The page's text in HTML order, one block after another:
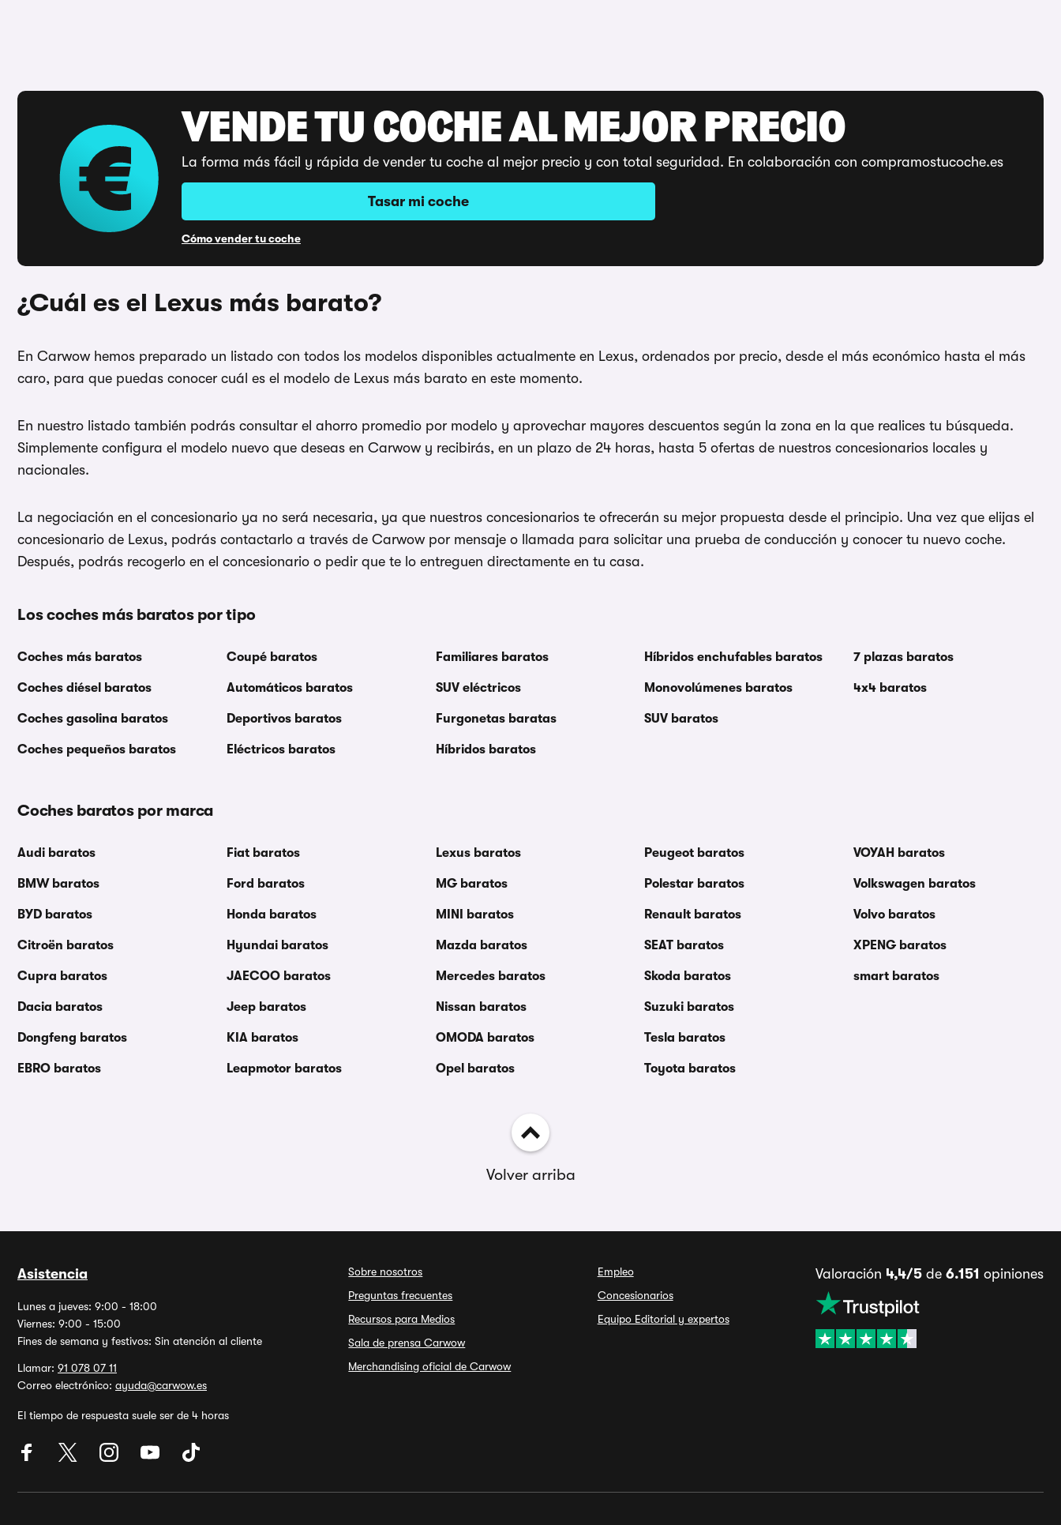
VENDE TU COCHE AL MEJOR PRECIO
La forma más fácil y rápida de vender tu coche al mejor precio y con total seguridad. En colaboración con compramostucoche.es
Tasar mi coche
Cómo vender tu coche
¿Cuál es el Lexus más barato?
En Carwow hemos preparado un listado con todos los modelos disponibles actualmente en Lexus, ordenados por precio, desde el más económico hasta el más
caro, para que puedas conocer cuál es el modelo de Lexus más barato en este momento.
En nuestro listado también podrás consultar el ahorro promedio por modelo y aprovechar mayores descuentos según la zona en la que realices tu búsqueda.
Simplemente configura el modelo nuevo que deseas en Carwow y recibirás, en un plazo de 24 horas, hasta 5 ofertas de nuestros concesionarios locales y
nacionales.
La negociación en el concesionario ya no será necesaria, ya que nuestros concesionarios te ofrecerán su mejor propuesta desde el principio. Una vez que elijas el
concesionario de Lexus, podrás contactarlo a través de Carwow por mensaje o llamada para solicitar una prueba de conducción y conocer tu nuevo coche.
Después, podrás recogerlo en el concesionario o pedir que te lo entreguen directamente en tu casa.
Los coches más baratos por tipo
Coches más baratos
Coches diésel baratos
Coches gasolina baratos
Coches pequeños baratos
Coupé baratos
Automáticos baratos
Deportivos baratos
Eléctricos baratos
Familiares baratos
SUV eléctricos
Furgonetas baratas
Híbridos baratos
Híbridos enchufables baratos
Monovolúmenes baratos
SUV baratos
7 plazas baratos
4x4 baratos
Coches baratos por marca
Audi baratos
BMW baratos
BYD baratos
Citroën baratos
Cupra baratos
Dacia baratos
Dongfeng baratos
EBRO baratos
Fiat baratos
Ford baratos
Honda baratos
Hyundai baratos
JAECOO baratos
Jeep baratos
KIA baratos
Leapmotor baratos
Lexus baratos
MG baratos
MINI baratos
Mazda baratos
Mercedes baratos
Nissan baratos
OMODA baratos
Opel baratos
Peugeot baratos
Polestar baratos
Renault baratos
SEAT baratos
Skoda baratos
Suzuki baratos
Tesla baratos
Toyota baratos
VOYAH baratos
Volkswagen baratos
Volvo baratos
XPENG baratos
smart baratos
Volver arriba
Asistencia
Lunes a jueves: 9:00 - 18:00
Viernes: 9:00 - 15:00
Fines de semana y festivos: Sin atención al cliente
Llamar: 91 078 07 11
Correo electrónico: ayuda@carwow.es
El tiempo de respuesta suele ser de 4 horas
Sobre nosotros
Preguntas frecuentes
Recursos para Medios
Sala de prensa Carwow
Merchandising oficial de Carwow
Empleo
Concesionarios
Equipo Editorial y expertos
Valoración 4,4/5de 6.151 opiniones